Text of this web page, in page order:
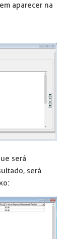
aparecer na
será
será